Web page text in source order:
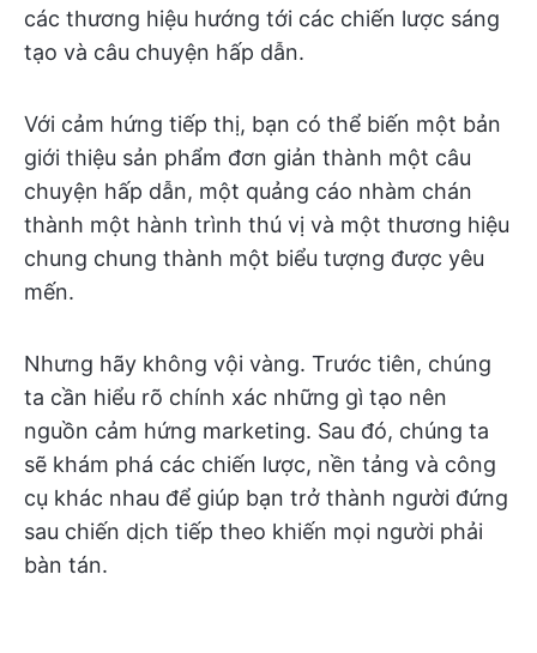
các thương hiệu hướng tới các chiến lược sáng
tạo và câu chuyện hấp dẫn.
Với cảm hứng tiếp thị, bạn có thể biến một bản
giới thiệu sản phẩm đơn giản thành một câu
chuyện hấp dẫn, một quảng cáo nhàm chán
thành một hành trình thú vị và một thương hiệu
chung chung thành một biểu tượng được yêu
mến.
Nhưng hãy không vội vàng. Trước tiên, chúng
ta cần hiểu rõ chính xác những gì tạo nên
nguồn cảm hứng marketing. Sau đó, chúng ta
sẽ khám phá các chiến lược, nền tảng và công
cụ khác nhau để giúp bạn trở thành người đứng
sau chiến dịch tiếp theo khiến mọi người phải
bàn tán.